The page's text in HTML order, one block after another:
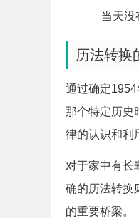
当天没
历法转换
通过确定
那个特定历史
律的认识和利
对于家中有长
确的历法转换
的重要桥梁。